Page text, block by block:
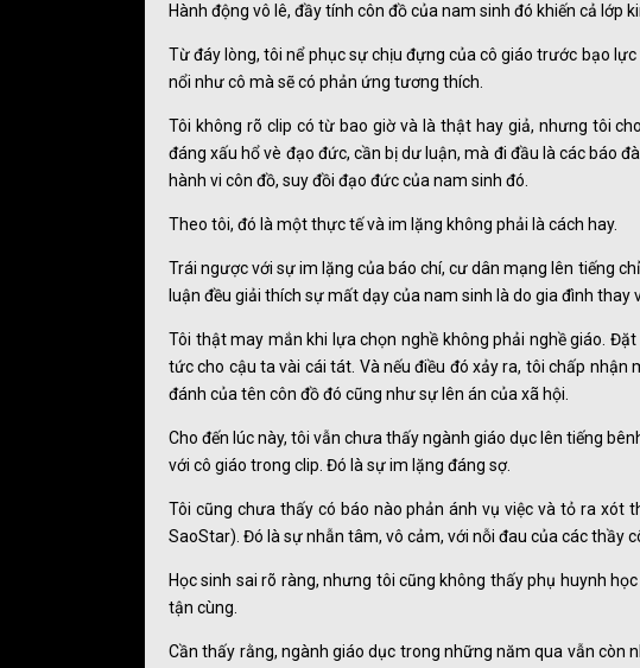
Hành động vô lê, đầy tính côn đồ của nam sinh đó khiến cả lớp
Từ đáy lòng, tôi nể phục sự chịu đựng của cô giáo trước bạo
nổi như cô mà sẽ có phản ứng tương thích.
Tôi không rõ clip có từ bao giờ và là thật hay giả, nhưng tôi
đáng xấu hổ vè đạo đức, cần bị dư luận, mà đi đầu là các báo
hành vi côn đồ, suy đồi đạo đức của nam sinh đó.
Theo tôi, đó là một thực tế và im lặng không phải là cách hay.
Trái ngược với sự im lặng của báo chí, cư dân mạng lên tiếng
luận đều giải thích sự mất dạy của nam sinh là do gia đình thay
Tôi thật may mắn khi lựa chọn nghề không phải nghề giáo.
tức cho cậu ta vài cái tát. Và nếu điều đó xảy ra, tôi chấp
đánh của tên côn đồ đó cũng như sự lên án của xã hội.
Cho đến lúc này, tôi vẫn chưa thấy ngành giáo dục lên tiếng
với cô giáo trong clip. Đó là sự im lặng đáng sợ.
Tôi cũng chưa thấy có báo nào phản ánh vụ việc và tỏ ra xót
SaoStar). Đó là sự nhẫn tâm, vô cảm, với nỗi đau của các thầy
Học sinh sai rõ ràng, nhưng tôi cũng không thấy phụ huynh
tận cùng.
Cần thấy rằng, ngành giáo dục trong những năm qua vẫn còn